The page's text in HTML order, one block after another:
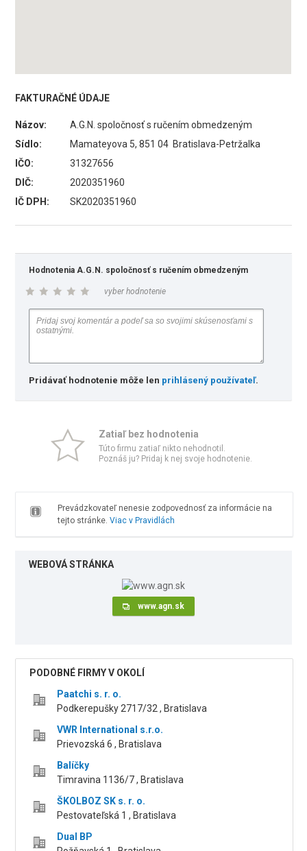
FAKTURAČNÉ ÚDAJE
Názov:
A.G.N. spoločnosť s ručením obmedzeným
Sídlo:
Mamateyova 5, 851 04 Bratislava-Petržalka
IČO:
31327656
DIČ:
2020351960
IČ DPH:
SK2020351960
Hodnotenia A.G.N. spoločnosť s ručením obmedzeným
vyber hodnotenie
Pridávať hodnotenie môže len prihlásený používateľ.
Zatiaľ bez hodnotenia
Túto firmu zatiaľ nikto nehodnotil.
Poznáš ju? Pridaj k nej svoje hodnotenie.
Prevádzkovateľ nenesie zodpovednosť za informácie na
tejto stránke. Viac v Pravidlách
WEBOVÁ STRÁNKA
www.agn.sk
PODOBNÉ FIRMY V OKOLÍ
Paatchi s. r. o.
Podkerepušky 2717/32 , Bratislava
VWR International s.r.o.
Prievozská 6 , Bratislava
Balíčky
Timravina 1136/7 , Bratislava
ŠKOLBOZ SK s. r. o.
Pestovateľská 1 , Bratislava
Dual BP